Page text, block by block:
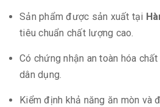
Sản phẩm được sản xuất tại
tiêu chuẩn chất lượng cao.
Có chứng nhận an toàn hóa
dân dụng.
Kiểm định khả năng ăn mòn và